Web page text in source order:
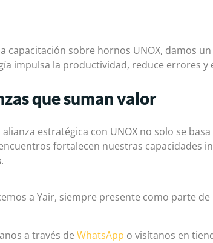
capacitación sobre hornos UNOX, damos
impulsa la productividad, reduce errores y
que suman valor
estratégica con UNOX no solo se
fortalecen nuestras capacidades
.
a Yair, siempre presente como parte
a través de WhatsApp o visítanos en